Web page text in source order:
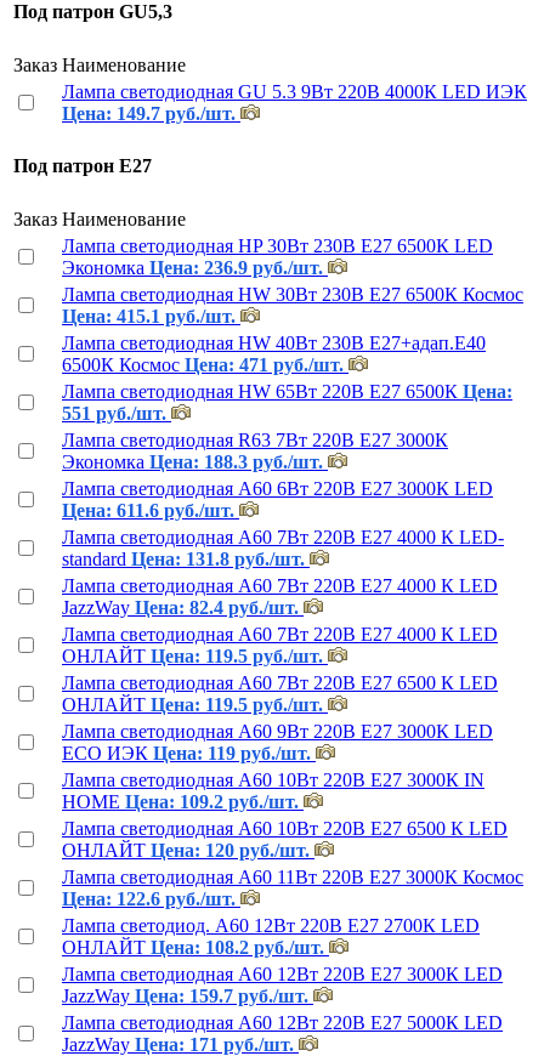
Под патрон GU5,3
Заказ Наименование
Лампа светодиодная GU 5.3 9Вт 220В 4000К LED ИЭК
Цена: 149.7 руб./шт.
Под патрон Е27
Заказ Наименование
Лампа светодиодная HP 30Вт 230В Е27 6500К LED
Экономка Цена: 236.9 руб./шт.
Лампа светодиодная HW 30Вт 230В Е27 6500К Космос
Цена: 415.1 руб./шт.
Лампа светодиодная HW 40Вт 230В Е27+адап.Е40
6500К Космос Цена: 471 руб./шт.
Лампа светодиодная HW 65Вт 220В Е27 6500К Цена:
551 руб./шт.
Лампа светодиодная R63 7Вт 220В Е27 3000К
Экономка Цена: 188.3 руб./шт.
Лампа светодиодная А60 6Вт 220В Е27 3000К LED
Цена: 611.6 руб./шт.
Лампа светодиодная А60 7Вт 220В Е27 4000 К LED-
standard Цена: 131.8 руб./шт.
Лампа светодиодная А60 7Вт 220В Е27 4000 К LED
JazzWay Цена: 82.4 руб./шт.
Лампа светодиодная А60 7Вт 220В Е27 4000 К LED
ОНЛАЙТ Цена: 119.5 руб./шт.
Лампа светодиодная А60 7Вт 220В Е27 6500 К LED
ОНЛАЙТ Цена: 119.5 руб./шт.
Лампа светодиодная А60 9Вт 220В Е27 3000К LED
ECO ИЭК Цена: 119 руб./шт.
Лампа светодиодная А60 10Вт 220В Е27 3000К IN
HOME Цена: 109.2 руб./шт.
Лампа светодиодная А60 10Вт 220В Е27 6500 К LED
ОНЛАЙТ Цена: 120 руб./шт.
Лампа светодиодная А60 11Вт 220В Е27 3000К Космос
Цена: 122.6 руб./шт.
Лампа светодиод. А60 12Вт 220В Е27 2700К LED
ОНЛАЙТ Цена: 108.2 руб./шт.
Лампа светодиодная А60 12Вт 220В Е27 3000К LED
JazzWay Цена: 159.7 руб./шт.
Лампа светодиодная А60 12Вт 220В Е27 5000К LED
JazzWay Цена: 171 руб./шт.